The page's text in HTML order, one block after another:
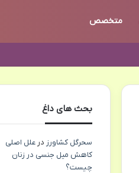
متخصص
بحث های داغ
سحرگل کشاورز در علل اصلی
کاهش میل جنسی در زنان
چیست؟